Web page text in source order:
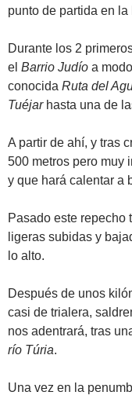
punto de partida en
Durante los 2
el Barrio Judío a
conocida Ruta del
Tuéjarhasta una de
A partir de ahí, y tras
500 metros pero muy
y que hará calentar a
Pasado este repecho
ligeras subidas y
lo alto.
Después de unos
casi de trialera,
nos adentrará, tras
río Túria.
Una vez en la